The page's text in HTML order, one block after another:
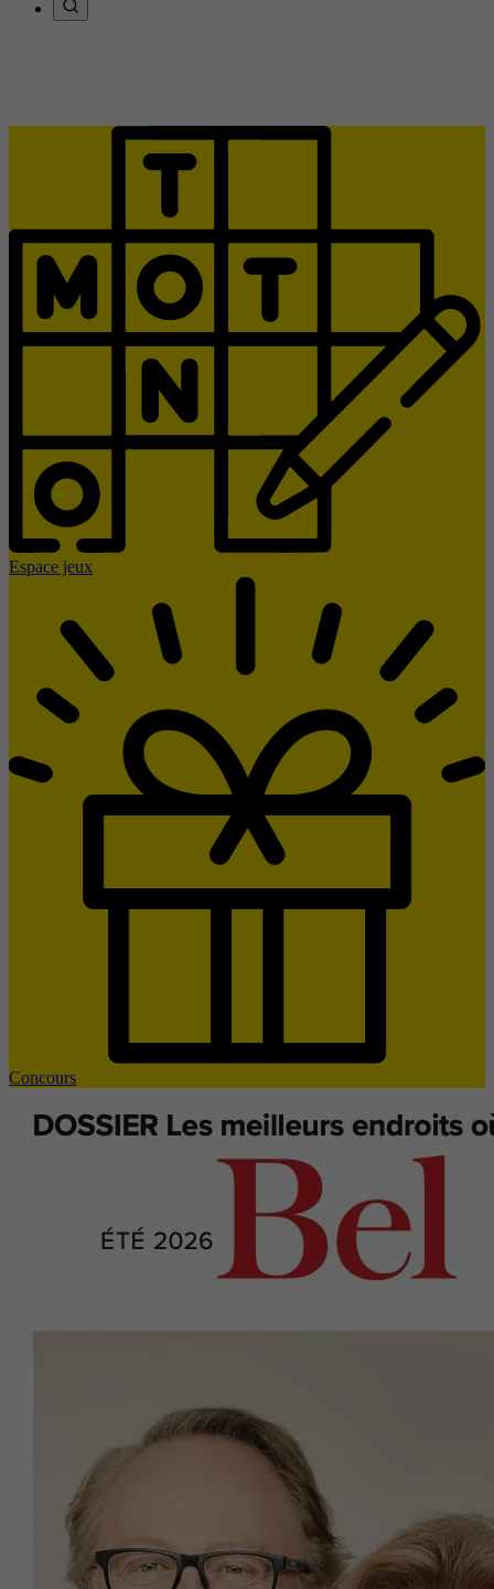
Espace jeux
Concours